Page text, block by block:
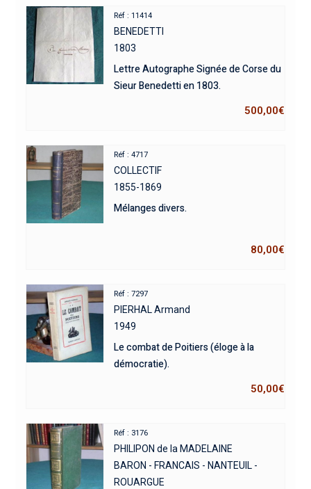
Réf : 11414
BENEDETTI
1803
Lettre Autographe Signée de Corse du
Sieur Benedetti en 1803.
500,00€
Réf : 4717
COLLECTIF
1855-1869
Mélanges divers.
80,00€
Réf : 7297
PIERHAL Armand
1949
Le combat de Poitiers (éloge à la
démocratie).
50,00€
Réf : 3176
PHILIPON de la MADELAINE
BARON - FRANCAIS - NANTEUIL -
ROUARGUE